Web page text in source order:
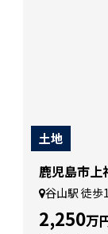
土地
鹿児島市上
谷山駅 徒歩
2,250万